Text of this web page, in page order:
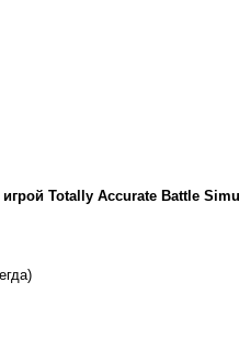
Totally Accurate Battle